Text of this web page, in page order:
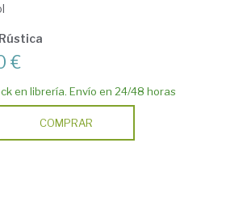
€
en librería. Envío en 24/48 horas
COMPRAR